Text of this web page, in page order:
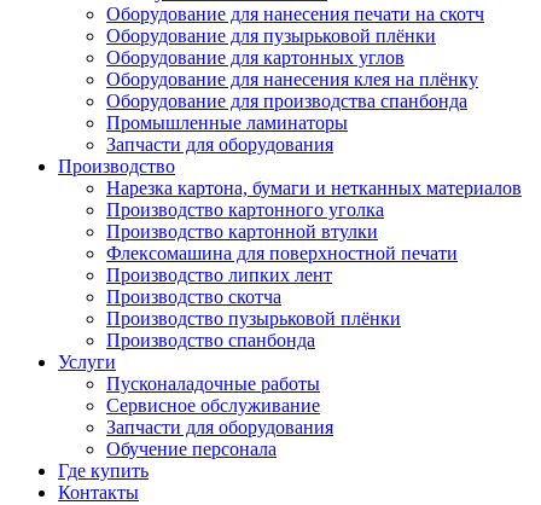
Оборудование для нанесения печати на скотч
Оборудование для пузырьковой плёнки
Оборудование для картонных углов
Оборудование для нанесения клея на плёнку
Оборудование для производства спанбонда
Промышленные ламинаторы
Запчасти для оборудования
Производство
Нарезка картона, бумаги и нетканных материалов
Производство картонного уголка
Производство картонной втулки
Флексомашина для поверхностной печати
Производство липких лент
Производство скотча
Производство пузырьковой плёнки
Производство спанбонда
Услуги
Пусконаладочные работы
Сервисное обслуживание
Запчасти для оборудования
Обучение персонала
Где купить
Контакты